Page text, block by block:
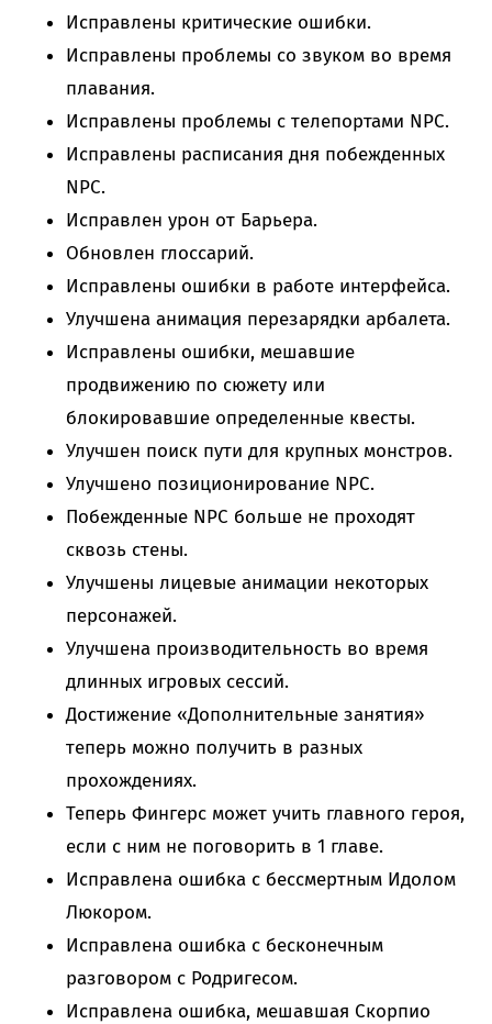
Исправлены критические ошибки.
Исправлены проблемы со звуком во время
плавания.
Исправлены проблемы с телепортами NPC.
Исправлены расписания дня побежденных
NPC.
Исправлен урон от Барьера.
Обновлен глоссарий.
Исправлены ошибки в работе интерфейса.
Улучшена анимация перезарядки арбалета.
Исправлены ошибки, мешавшие
продвижению по сюжету или
блокировавшие определенные квесты.
Улучшен поиск пути для крупных монстров.
Улучшено позиционирование NPC.
Побежденные NPC больше не проходят
сквозь стены.
Улучшены лицевые анимации некоторых
персонажей.
Улучшена производительность во время
длинных игровых сессий.
Достижение «Дополнительные занятия»
теперь можно получить в разных
прохождениях.
Теперь Фингерс может учить главного героя,
если с ним не поговорить в 1 главе.
Исправлена ошибка с бессмертным Идолом
Люкором.
Исправлена ошибка с бесконечным
разговором с Родригесом.
Исправлена ошибка, мешавшая Скорпио